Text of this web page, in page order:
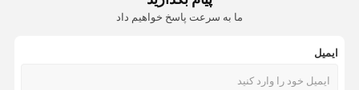
ابزار شبکه پانچ پایین
ما به سرعت پاسخ خواهیم داد
ایمیل